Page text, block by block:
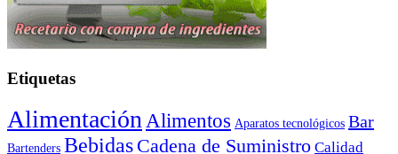
Etiquetas
Alimentación Alimentos Aparatos tecnológicos Bar
Bartenders Bebidas Cadena de Suministro Calidad